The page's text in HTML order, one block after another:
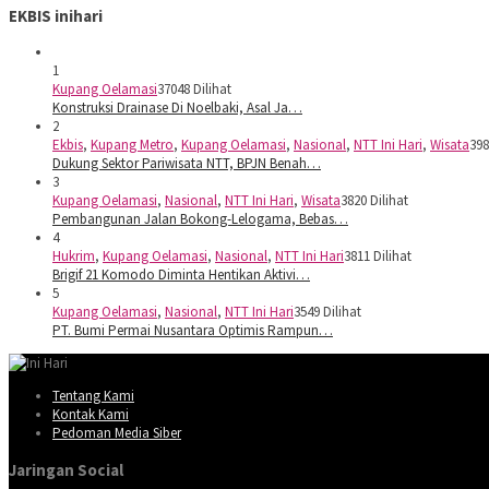
EKBIS inihari
1
Kupang Oelamasi37048 Dilihat
Konstruksi Drainase Di Noelbaki, Asal Ja…
2
Ekbis, Kupang Metro, Kupang Oelamasi, Nasional, NTT Ini Hari, Wisata
Dukung Sektor Pariwisata NTT, BPJN Benah…
3
Kupang Oelamasi, Nasional, NTT Ini Hari, Wisata3820 Dilihat
Pembangunan Jalan Bokong-Lelogama, Bebas…
4
Hukrim, Kupang Oelamasi, Nasional, NTT Ini Hari3811 Dilihat
Brigif 21 Komodo Diminta Hentikan Aktivi…
5
Kupang Oelamasi, Nasional, NTT Ini Hari3549 Dilihat
PT. Bumi Permai Nusantara Optimis Rampun…
Tentang Kami
Kontak Kami
Pedoman Media Siber
Jaringan Social